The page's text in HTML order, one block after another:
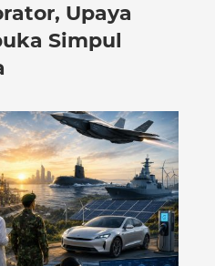
Upaya
Simpul